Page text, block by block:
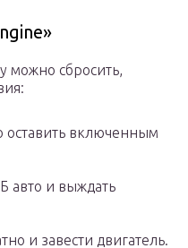
можно сбросить,
оставить включенным
авто и выждать
и завести двигатель.